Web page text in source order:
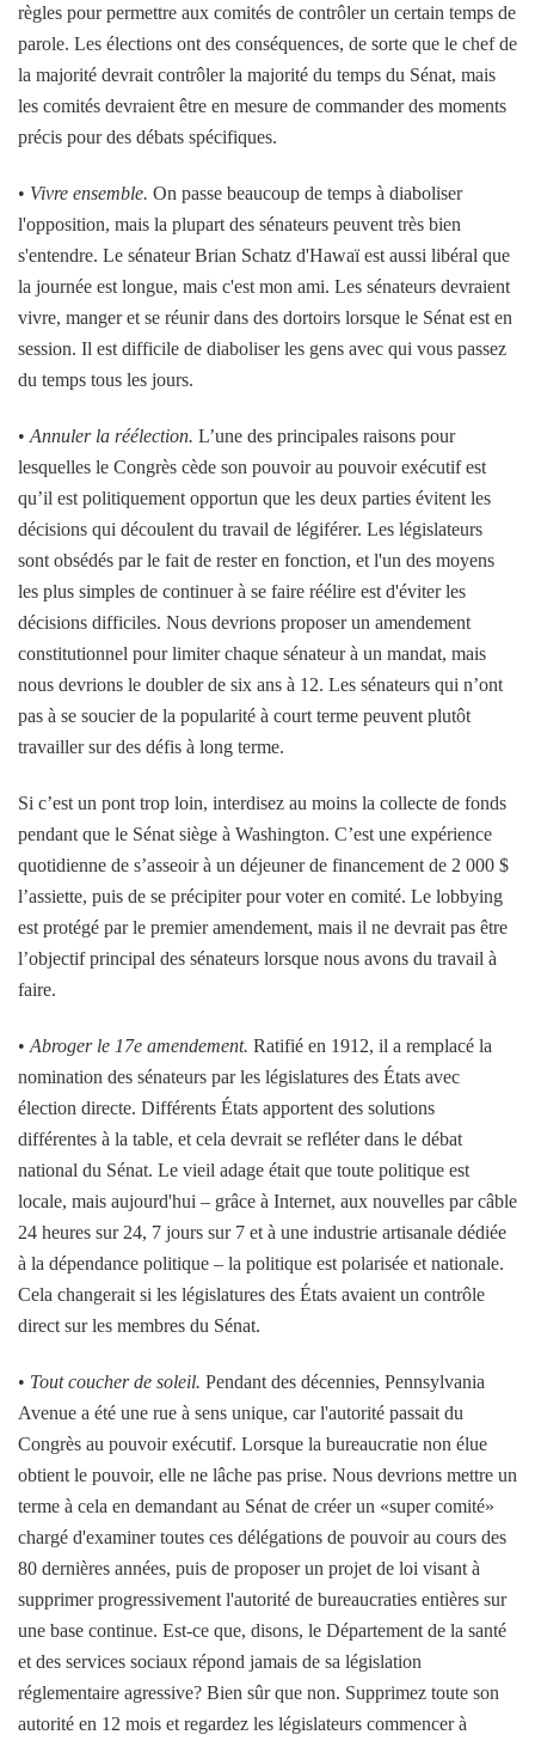
règles pour permettre aux comités de contrôler un certain temps de
parole. Les élections ont des conséquences, de sorte que le chef de
la majorité devrait contrôler la majorité du temps du Sénat, mais
les comités devraient être en mesure de commander des moments
précis pour des débats spécifiques.
• Vivre ensemble. On passe beaucoup de temps à diaboliser
l'opposition, mais la plupart des sénateurs peuvent très bien
s'entendre. Le sénateur Brian Schatz d'Hawaï est aussi libéral que
la journée est longue, mais c'est mon ami. Les sénateurs devraient
vivre, manger et se réunir dans des dortoirs lorsque le Sénat est en
session. Il est difficile de diaboliser les gens avec qui vous passez
du temps tous les jours.
• Annuler la réélection. L’une des principales raisons pour
lesquelles le Congrès cède son pouvoir au pouvoir exécutif est
qu’il est politiquement opportun que les deux parties évitent les
décisions qui découlent du travail de légiférer. Les législateurs
sont obsédés par le fait de rester en fonction, et l'un des moyens
les plus simples de continuer à se faire réélire est d'éviter les
décisions difficiles. Nous devrions proposer un amendement
constitutionnel pour limiter chaque sénateur à un mandat, mais
nous devrions le doubler de six ans à 12. Les sénateurs qui n’ont
pas à se soucier de la popularité à court terme peuvent plutôt
travailler sur des défis à long terme.
Si c’est un pont trop loin, interdisez au moins la collecte de fonds
pendant que le Sénat siège à Washington. C’est une expérience
quotidienne de s’asseoir à un déjeuner de financement de 2 000 $
l’assiette, puis de se précipiter pour voter en comité. Le lobbying
est protégé par le premier amendement, mais il ne devrait pas être
l’objectif principal des sénateurs lorsque nous avons du travail à
faire.
• Abroger le 17e amendement. Ratifié en 1912, il a remplacé la
nomination des sénateurs par les législatures des États avec
élection directe. Différents États apportent des solutions
différentes à la table, et cela devrait se refléter dans le débat
national du Sénat. Le vieil adage était que toute politique est
locale, mais aujourd'hui – grâce à Internet, aux nouvelles par câble
24 heures sur 24, 7 jours sur 7 et à une industrie artisanale dédiée
à la dépendance politique – la politique est polarisée et nationale.
Cela changerait si les législatures des États avaient un contrôle
direct sur les membres du Sénat.
• Tout coucher de soleil. Pendant des décennies, Pennsylvania
Avenue a été une rue à sens unique, car l'autorité passait du
Congrès au pouvoir exécutif. Lorsque la bureaucratie non élue
obtient le pouvoir, elle ne lâche pas prise. Nous devrions mettre un
terme à cela en demandant au Sénat de créer un «super comité»
chargé d'examiner toutes ces délégations de pouvoir au cours des
80 dernières années, puis de proposer un projet de loi visant à
supprimer progressivement l'autorité de bureaucraties entières sur
une base continue. Est-ce que, disons, le Département de la santé
et des services sociaux répond jamais de sa législation
réglementaire agressive? Bien sûr que non. Supprimez toute son
autorité en 12 mois et regardez les législateurs commencer à